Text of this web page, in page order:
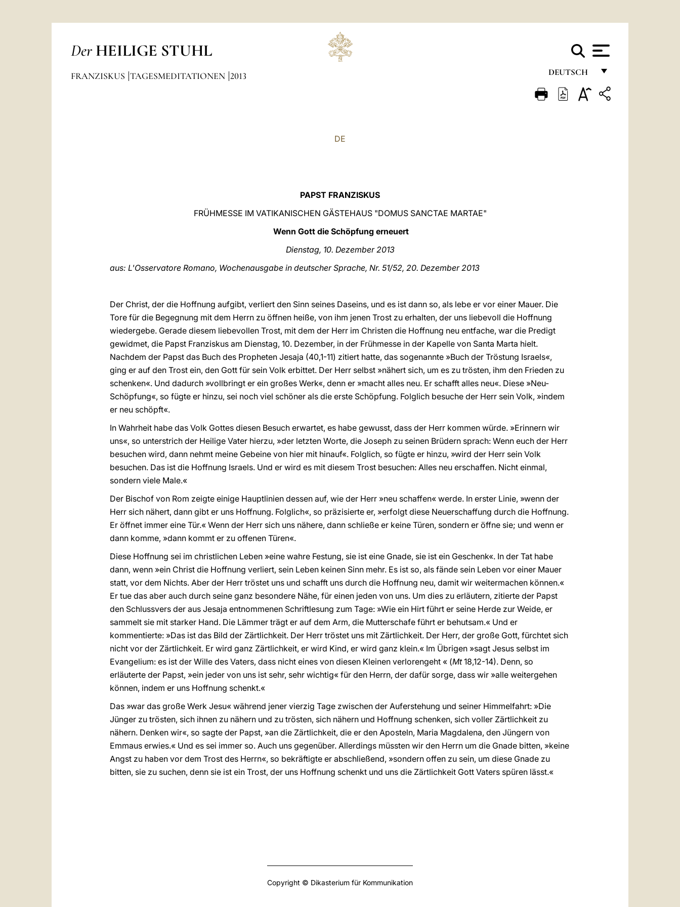
Der HEILIGE STUHL
DEUTSCH
FRANÇAIS
FRANZISKUS TAGESMEDITATIONEN 2013
DE
PAPST FRANZISKUS
FRÜHMESSE IM VATIKANISCHEN GÄSTEHAUS "DOMUS SANCTAE MARTAE"
Wenn Gott die Schöpfung erneuert
Dienstag, 10. Dezember 2013
aus: L'Osservatore Romano, Wochenausgabe in deutscher Sprache, Nr. 51/52, 20. Dezember2013
Der Christ, der die Hoffnung aufgibt, verliert den Sinn seines Daseins, und es ist dann so, als lebe er vor einer Mauer. Die
Tore für die Begegnung mit dem Herrn zu öffnen heiße, von ihm jenen Trost zu erhalten, der uns liebevoll die Hoffnung
wiedergebe. Gerade diesem liebevollen Trost, mit dem der Herr im Christen die Hoffnung neu entfache, war die Predigt
gewidmet, die Papst Franziskus am Dienstag, 10. Dezember, in der Frühmesse in der Kapelle von Santa Marta hielt.
Nachdem der Papst das Buch des Propheten Jesaja (40,1-11) zitiert hatte, das sogenannte »Buch der Tröstung Israels«,
ging er auf den Trost ein, den Gott für sein Volk erbittet. Der Herr selbst »nähert sich, um es zu trösten, ihm den Frieden zu
schenken«. Und dadurch »vollbringt er ein großes Werk«, denn er »macht alles neu. Er schafft alles neu«. Diese »Neu-
Schöpfung«, so fügte er hinzu, sei noch viel schöner als die erste Schöpfung. Folglich besuche der Herr sein Volk, »indem
er neu schöpft«.
In Wahrheit habe das Volk Gottes diesen Besuch erwartet, es habe gewusst, dass der Herr kommen würde. »Erinnern wir
uns«, so unterstrich der Heilige Vater hierzu, »der letzten Worte, die Joseph zu seinen Brüdern sprach: Wenn euch der Herr
besuchen wird, dann nehmt meine Gebeine von hier mit hinauf«. Folglich, so fügte er hinzu, »wird der Herr sein Volk
besuchen. Das ist die Hoffnung Israels. Und er wird es mit diesem Trost besuchen: Alles neu erschaffen. Nicht einmal,
sondern viele Male.«
Der Bischof von Rom zeigte einige Hauptlinien dessen auf, wie der Herr »neu schaffen« werde. In erster Linie, »wenn der
Herr sich nähert, dann gibt er uns Hoffnung. Folglich«, so präzisierte er, »erfolgt diese Neuerschaffung durch die Hoffnung.
Er öffnet immer eine Tür.« Wenn der Herr sich uns nähere, dann schließe er keine Türen, sondern er öffne sie; und wenn er
dann komme, »dann kommt er zu offenen Türen«.
Diese Hoffnung sei im christlichen Leben »eine wahre Festung, sie ist eine Gnade, sie ist ein Geschenk«. In der Tat habe
dann, wenn »ein Christ die Hoffnung verliert, sein Leben keinen Sinn mehr. Es ist so, als fände sein Leben vor einer Mauer
statt, vor dem Nichts. Aber der Herr tröstet uns und schafft uns durch die Hoffnung neu, damit wir weitermachen können.«
Er tue das aber auch durch seine ganz besondere Nähe, für einen jeden von uns. Um dies zu erläutern, zitierte der Papst
den Schlussvers der aus Jesaja entnommenen Schriftlesung zum Tage: »Wie ein Hirt führt er seine Herde zur Weide, er
sammelt sie mit starker Hand. Die Lämmer trägt er auf dem Arm, die Mutterschafe führt er behutsam.« Und er
kommentierte: »Das ist das Bild der Zärtlichkeit. Der Herr tröstet uns mit Zärtlichkeit. Der Herr, der große Gott, fürchtet sich
nicht vor der Zärtlichkeit. Er wird ganz Zärtlichkeit, er wird Kind, er wird ganz klein.« Im Übrigen »sagt Jesus selbst im
Evangelium: es ist der Wille des Vaters, dass nicht eines von diesen Kleinen verlorengeht « (Mt18,12-14). Denn, so
erläuterte der Papst, »ein jeder von uns ist sehr, sehr wichtig« für den Herrn, der dafür sorge, dass wir »alle weitergehen
können, indem er uns Hoffnung schenkt.«
Das »war das große Werk Jesu« während jener vierzig Tage zwischen der Auferstehung und seiner Himmelfahrt: »Die
Jünger zu trösten, sich ihnen zu nähern und zu trösten, sich nähern und Hoffnung schenken, sich voller Zärtlichkeit zu
nähern. Denken wir«, so sagte der Papst, »an die Zärtlichkeit, die er den Aposteln, Maria Magdalena, den Jüngern von
Emmaus erwies.« Und es sei immer so. Auch uns gegenüber. Allerdings müssten wir den Herrn um die Gnade bitten, »keine
Angst zu haben vor dem Trost des Herrn«, so bekräftigte er abschließend, »sondern offen zu sein, um diese Gnade zu
bitten, sie zu suchen, denn sie ist ein Trost, der uns Hoffnung schenkt und uns die Zärtlichkeit Gott Vaters spüren lässt.«
Copyright © Dikasterium für Kommunikation